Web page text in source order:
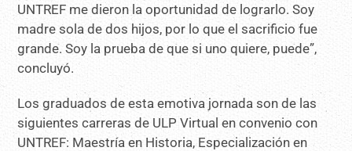
UNTREF me dieron la oportunidad de lograrlo. Soy
madre sola de dos hijos, por lo que el sacrificio fue
grande. Soy la prueba de que si uno quiere, puede”,
concluyó.
Los graduados de esta emotiva jornada son de las
siguientes carreras de ULP Virtual en convenio con
UNTREF: Maestría en Historia, Especialización en